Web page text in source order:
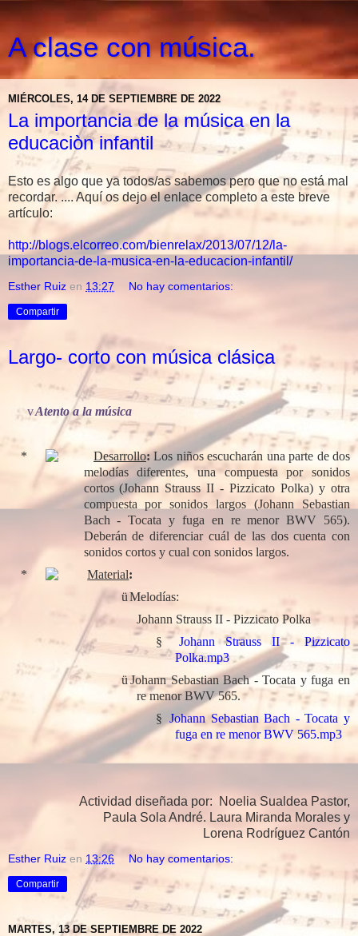
A clase con música.
MIÉRCOLES, 14 DE SEPTIEMBRE DE 2022
La importancia de la música en la
educaciòn infantil
Esto es algo que ya todos/as sabemos pero que no está mal
recordar. .... Aquí os dejo el enlace completo a este breve
artículo:
http://blogs.elcorreo.com/bienrelax/2013/07/12/la-
importancia-de-la-musica-en-la-educacion-infantil/
Esther Ruiz en 13:27 No hay comentarios:
Compartir
Largo- corto con música clásica
vAtento a la música
Desarrollo:Los niños escucharán una parte de dos
melodías diferentes, una compuesta por sonidos
cortos (Johann Strauss II - Pizzicato Polka) y otra
compuesta por sonidos largos (Johann Sebastian
Bach - Tocata y fuga en re menor BWV 565).
Deberán de diferenciar cuál de las dos cuenta con
sonidos cortos y cual con sonidos largos.
Material:
üMelodías:
Johann Strauss II - Pizzicato Polka
§
Johann Strauss II - Pizzicato
Polka.mp3
ü Johann Sebastian Bach - Tocata y fuga en
re menor BWV 565.
§ Johann Sebastian Bach - Tocata y
fuga en re menor BWV 565.mp3
Actividad diseñada por: Noelia Sualdea Pastor,
Paula Sola André. Laura Miranda Morales y
Lorena Rodríguez Cantón
Esther Ruiz en 13:26 No hay comentarios:
Compartir
MARTES, 13 DE SEPTIEMBRE DE 2022